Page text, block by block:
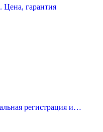
Цена, гарантия
регистрация и…